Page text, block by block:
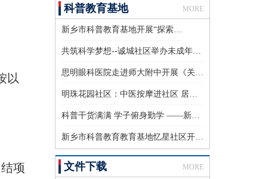
科普教育基地 MORE
新乡市科普教育基地开展“探索大脑奥秘，共度情绪成长之旅”
共筑科学梦想--诚城社区举办未成年人科普读物赠送活动
思明眼科医院走进师大附中开展《关注眼健康，共享清晰“视”界》青少年近视防控讲座
明珠花园社区：中医按摩进社区 居民喜爱受益深
科普干货满满 学子俯身勤学 ——新乡市农业科学院组织开展研学科普活动
新乡市科普教育教育基地忆星社区开展“探索生物奥秘，追溯生命本源”科普研学主题活动
文件下载 MORE
以
项